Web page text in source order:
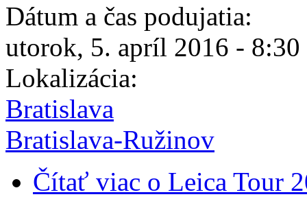
Dátum a čas podujatia:
utorok, 5. apríl 2016 - 8:30
Lokalizácia:
Bratislava
Bratislava-Ružinov
Čítať viac o Leica Tour